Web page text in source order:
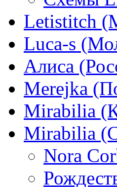
Letistitch
Luca-s
Алиса
Merejka
Mirabilia
Mirabilia
Nora